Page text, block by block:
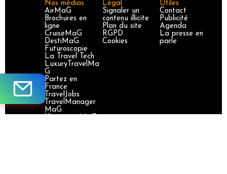
Nos médias
AirMaG
Brochures en
ligne
CruiseMaG
DestiMaG
Futuroscopie
La Travel Tech
LuxuryTravelMa
G
Partez en
France
TravelJobs
TravelManager
MaG
Légal
Signaler un
contenu illicite
Plan du site
RGPD
Cookies
Utiles
Contact
Publicité
Agenda
La presse en
parle